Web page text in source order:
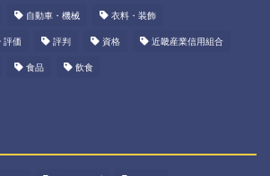
自動車・機械 衣料・装飾
評価 評判 資格 近畿産業信用組合
食品 飲食